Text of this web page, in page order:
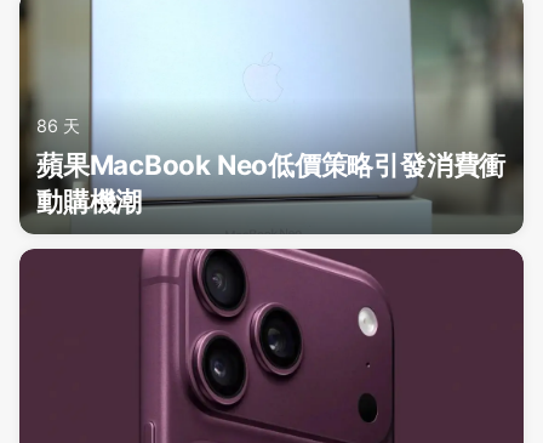
86 天
蘋果MacBook Neo低價策略引發消費衝
動購機潮